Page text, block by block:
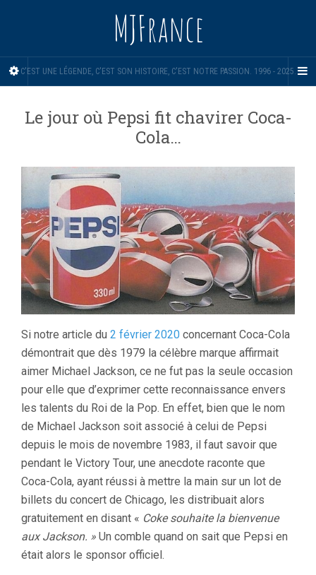
MJFrance
C'EST UNE LÉGENDE, C'EST SON HISTOIRE, C'EST NOTRE PASSION. 1996 - 2025.
Le jour où Pepsi fit chavirer Coca-
Cola…
Si notre article du 2 février 2020 concernant Coca-Cola
démontrait que dès 1979 la célèbre marque affirmait
aimer Michael Jackson, ce ne fut pas la seule occasion
pour elle que d’exprimer cette reconnaissance envers
les talents du Roi de la Pop. En effet, bien que le nom
de Michael Jackson soit associé à celui de Pepsi
depuis le mois de novembre 1983, il faut savoir que
pendant le Victory Tour, une anecdote raconte que
Coca-Cola, ayant réussi à mettre la main sur un lot de
billets du concert de Chicago, les distribuait alors
gratuitement en disant « Coke souhaite la bienvenue
aux Jackson. » Un comble quand on sait que Pepsi en
était alors le sponsor officiel.